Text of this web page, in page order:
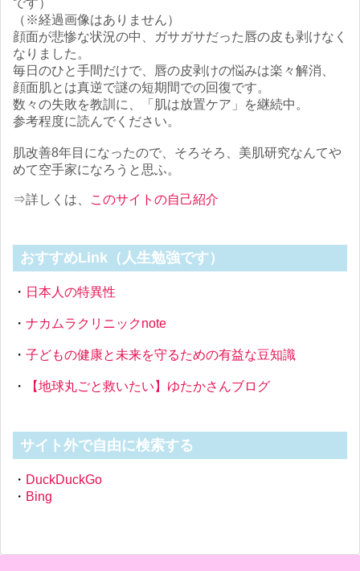
（※経過画像はありません）
顔面が悲惨な状況の中、ガサガサだった唇の皮も剥けなく
なりました。
毎日のひと手間だけで、唇の皮剥けの悩みは楽々解消、
顔面肌とは真逆で謎の短期間での回復です。
数々の失敗を教訓に、「肌は放置ケア」を継続中。
参考程度に読んでください。
肌改善8年目になったので、そろそろ、美肌研究なんてや
めて空手家になろうと思ふ。
⇒詳しくは、 このサイトの自己紹介
おすすめLink（人生勉強です）
・ 日本人の特異性
・ ナカムラクリニックnote
・ 子どもの健康と未来を守るための有益な豆知識
・ 【地球丸ごと救いたい】ゆたかさんブログ
サイト外で自由に検索する
・ DuckDuckGo
・ Bing